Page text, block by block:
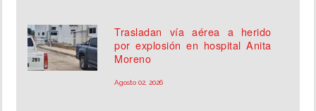
Trasladan vía aérea a herido
por explosión en hospital Anita
Moreno
Agosto 02, 2026